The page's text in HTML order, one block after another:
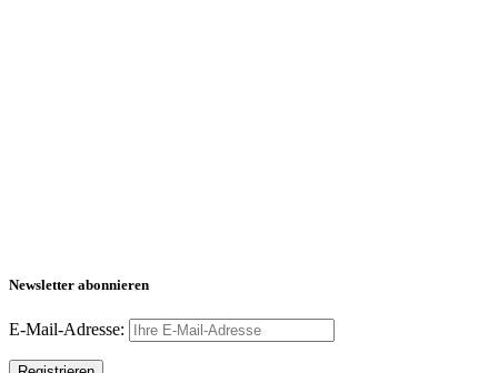
Newsletter abonnieren
E-Mail-Adresse: